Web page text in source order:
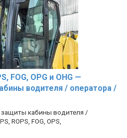
FOG, OPG и OHG —
водителя / оператора /
защиты кабины водителя /
ROPS, FOG, OPS,